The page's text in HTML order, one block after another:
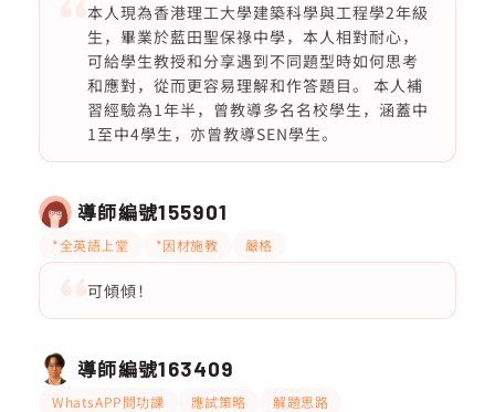
本人現為香港理工大學建築科學與工程學2年級
生，畢業於藍田聖保祿中學，本人相對耐心，
可給學生教授和分享遇到不同題型時如何思考
和應對，從而更容易理解和作答題目。 本人補
習經驗為1年半，曾教導多名名校學生，涵蓋中
1至中4學生，亦曾教導SEN學生。
導師編號155901
*全英語上堂 *因材施教 嚴格
可傾傾！
導師編號163409
WhatsAPP問功課 應試策略 解題思路